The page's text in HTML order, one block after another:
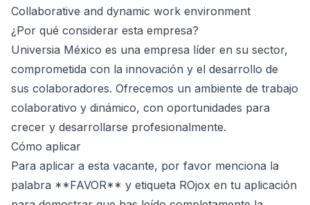
Collaborative and dynamic work environment
¿Por qué considerar esta empresa?
Universia México es una empresa líder en su sector,
comprometida con la innovación y el desarrollo de
sus colaboradores. Ofrecemos un ambiente de trabajo
colaborativo y dinámico, con oportunidades para
crecer y desarrollarse profesionalmente.
Cómo aplicar
Para aplicar a esta vacante, por favor menciona la
palabra **FAVOR** y etiqueta ROjox en tu aplicación